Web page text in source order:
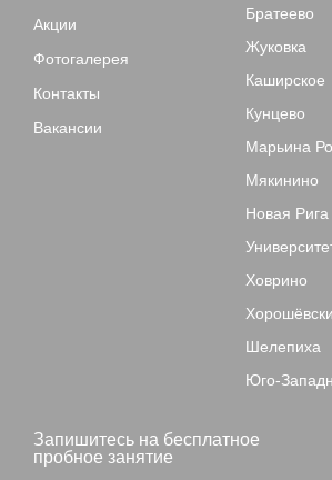
Запишитесь на бесплатное
пробное занятие
Братеево
Жуковка
Каширское
Кунцево
Марьина
Мякинино
Новая Рига
Ховрино
Юго-
Шелепиха
Акции
Фотогалерея
Контакты
Вакансии